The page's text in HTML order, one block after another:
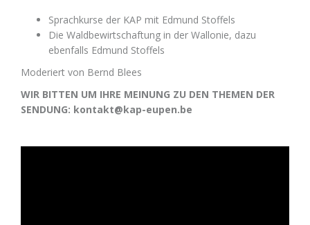
Sprachkurse der KAP mit Edmund Stoffels
Die Waldbewirtschaftung in der Wallonie, dazu
ebenfalls Edmund Stoffels
Moderiert von Bernd Blees
WIR BITTEN UM IHRE MEINUNG ZU DEN THEMEN DER
SENDUNG: kontakt@kap-eupen.be